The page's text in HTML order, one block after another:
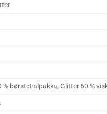
% børstet alpakka, Glitter 60 %